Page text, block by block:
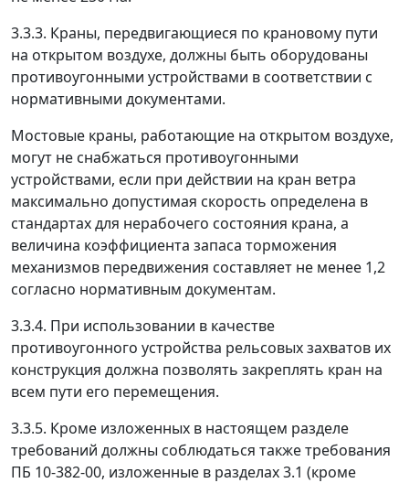
3.3.3. Краны, передвигающиеся по крановому пути
на открытом воздухе, должны быть оборудованы
противоугонными устройствами в соответствии с
нормативными документами.
Мостовые краны, работающие на открытом воздухе,
могут не снабжаться противоугонными
устройствами, если при действии на кран ветра
максимально допустимая скорость определена в
стандартах для нерабочего состояния крана, а
величина коэффициента запаса торможения
механизмов передвижения составляет не менее 1,2
согласно нормативным документам.
3.3.4. При использовании в качестве
противоугонного устройства рельсовых захватов их
конструкция должна позволять закреплять кран на
всем пути его перемещения.
3.3.5. Кроме изложенных в настоящем разделе
требований должны соблюдаться также требования
ПБ 10-382-00, изложенные в разделах 3.1 (кроме